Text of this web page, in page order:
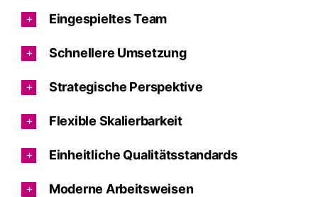
Eingespieltes Team
Schnellere Umsetzung
Strategische Perspektive
Flexible Skalierbarkeit
Einheitliche Qualitätsstandards
Moderne Arbeitsweisen